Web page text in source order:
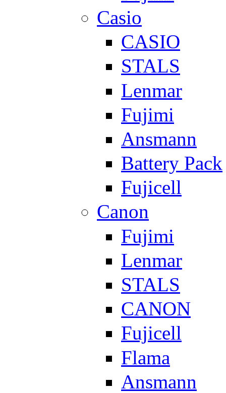
Casio
CASIO
STALS
Lenmar
Fujimi
Ansmann
Battery Pack
Fujicell
Canon
Fujimi
Lenmar
STALS
CANON
Fujicell
Flama
Ansmann